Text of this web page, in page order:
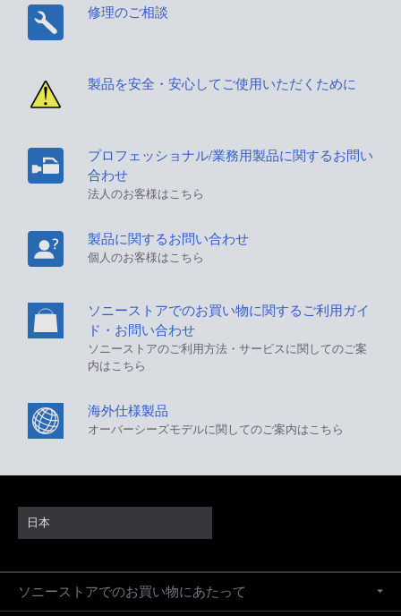
修理のご相談
製品を安全・安心してご使用いただくために
プロフェッショナル/業務用製品に関するお問い
合わせ
法人のお客様はこちら
製品に関するお問い合わせ
個人のお客様はこちら
ソニーストアでのお買い物に関するご利用ガイ
ド・お問い合わせ
ソニーストアのご利用方法・サービスに関してのご案
内はこちら
海外仕様製品
オーバーシーズモデルに関してのご案内はこちら
日本
ソニーストアでのお買い物にあたって